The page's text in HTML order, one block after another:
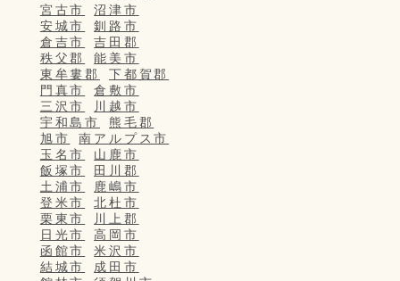
宮古市
沼津市
安城市
釧路市
倉吉市
吉田郡
秩父郡
能美市
東牟婁郡
下都賀郡
門真市
倉敷市
三沢市
川越市
宇和島市
熊毛郡
旭市
南アルプス市
玉名市
山鹿市
飯塚市
田川郡
土浦市
鹿嶋市
登米市
北杜市
栗東市
川上郡
日光市
高岡市
函館市
米沢市
結城市
成田市